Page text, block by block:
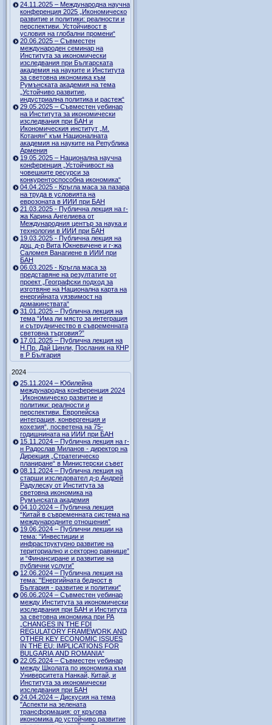
24.11.2025 – Международна научна
конференция 2025 „Икономическо
развитие и политики: реалности и
перспективи. Устойчивост в
условия на глобални промени“
20.06.2025 – Съвместен
международен семинар на
Института за икономически
изследвания при Българската
академия на науките и Института
за световна икономика към
Румънската академия на тема
„Устойчиво развитие,
индустриална политика и растеж“
29.05.2025 – Съвместен уебинар
на Института за икономически
изследвания при БАН и
Икономическия институт „М.
Котанян“ към Националната
академия на науките на Република
Армения
19.05.2025 – Национална научна
конференция „Устойчивост на
човешките ресурси за
конкурентоспособна икономика“
04.04.2025 - Кръгла маса за пазара
на труда в условията на
еврозоната в ИИИ при БАН
21.03.2025 - Публична лекция на г-
жа Карина Ангелиева от
Международния център за наука и
технологии в ИИИ при БАН
19.03.2025 - Публична лекция на
доц. д-р Вита Юкневичене и г-жа
Саломея Ванагиене в ИИИ при
БАН
06.03.2025 - Кръгла маса за
представяне на резултатите от
проект „Географски подход за
изготвяне на Национална карта на
енергийната уязвимост на
домакинствата“
31.01.2025 – Публична лекция на
тема “Има ли място за интеграция
и сътрудничество в съвременната
световна търговия?”
17.01.2025 – Публична лекция на
Н.Пр. Дай Цинли, Посланик на КНР
в Р България
2024
25.11.2024 – Юбилейна
международна конференция 2024
„Икономическо развитие и
политики: реалности и
перспективи. Европейска
интеграция, конвергенция и
кохезия“, посветена на 75-
годишнината на ИИИ при БАН
15.11.2024 – Публична лекция на г-
н Радослав Миланов - директор на
Дирекция „Стратегическо
планиране“ в Министерски съвет
08.11.2024 – Публична лекция на
старши изследовател д-р Андрей
Радулеску от Института за
световна икономика на
Румънската академия
04.10.2024 – Публична лекция
“Китай в съвременната система на
международните отношения”
19.06.2024 – Публични лекции на
тема: “Инвестиции и
инфраструктурно развитие на
териториално и секторно равнище”
и “Финансиране и развитие на
публични услуги”
12.06.2024 – Публична лекция на
тема: "Енергийната бедност в
България - развитие и политики"
06.06.2024 – Съвместен уебинар
между Института за икономически
изследвания при БАН и Института
за световна икономика при РА
„CHANGES IN THE FDI
REGULATORY FRAMEWORK AND
OTHER KEY ECONOMIC ISSUES
IN THE EU: IMPLICATIONS FOR
BULGARIA AND ROMANIA“
22.05.2024 – Съвместен уебинар
между Школата по икономика към
Университета Нанкай, Китай, и
Института за икономически
изследвания при БАН
24.04.2024 – Дискусия на тема
"Аспекти на зелената
трансформация: от кръгова
икономика до устойчиво развитие